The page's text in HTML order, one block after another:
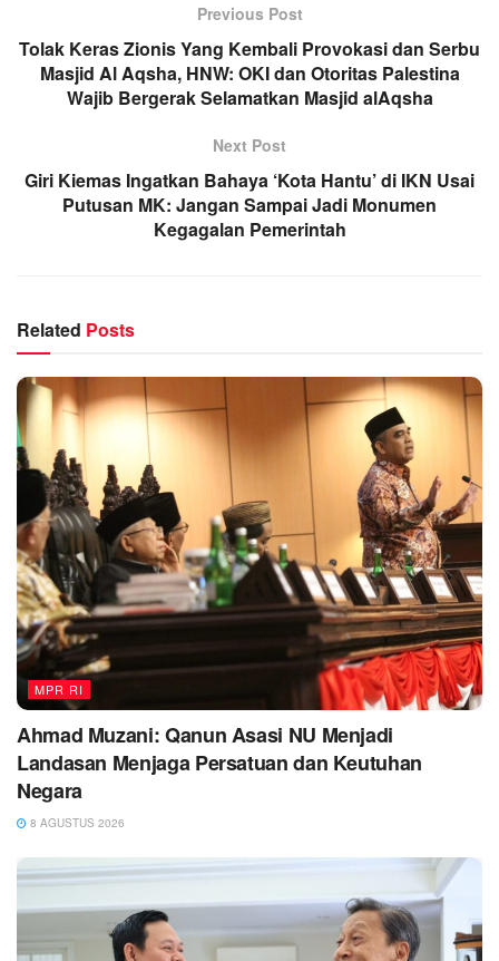
Previous Post
Tolak Keras Zionis Yang Kembali Provokasi dan Serbu
Masjid Al Aqsha, HNW: OKI dan Otoritas Palestina
Wajib Bergerak Selamatkan Masjid alAqsha
Next Post
Giri Kiemas Ingatkan Bahaya ‘Kota Hantu’ di IKN Usai
Putusan MK: Jangan Sampai Jadi Monumen
Kegagalan Pemerintah
Related Posts
MPR RI
Ahmad Muzani: Qanun Asasi NU Menjadi
Landasan Menjaga Persatuan dan Keutuhan
Negara
8 AGUSTUS 2026